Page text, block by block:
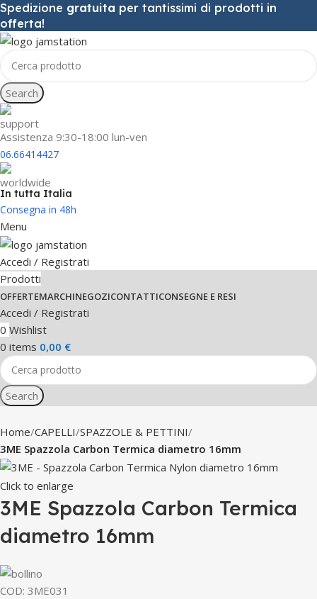
Spedizione gratuita per tantissimi di prodotti in
offerta!
Search
Assistenza 9:30-18:00 lun-ven
06.66414427
In tutta Italia
Consegna in 48h
Menu
Accedi / Registrati
Prodotti
OFFERTEMARCHINEGOZICONTATTICONSEGNE E RESI
Accedi / Registrati
0 Wishlist
0 items 0,00 €
Search
Home CAPELLI SPAZZOLE & PETTINI
3ME Spazzola Carbon Termica diametro 16mm
Click to enlarge
3ME Spazzola Carbon Termica
diametro 16mm
COD: 3ME031